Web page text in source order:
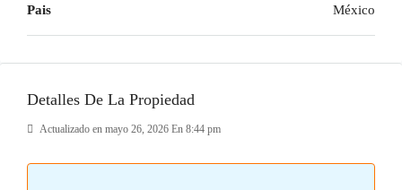
Pais México
Detalles De La Propiedad
Actualizado en mayo 26, 2026 En 8:44 pm